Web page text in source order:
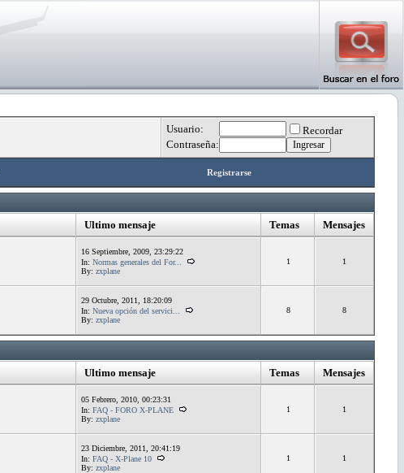
Usuario:
Recordar
Contraseña:
Registrarse
Ultimo mensaje Temas Mensajes
16 Septiembre, 2009, 23:29:22
In: Normas generales del For...
By: zxplane
1 1
29 Octubre, 2011, 18:20:09
In: Nueva opción del servici...
By: zxplane
8 8
Ultimo mensaje Temas Mensajes
05 Febrero, 2010, 00:23:31
In: FAQ - FORO X-PLANE
By: zxplane
1 1
23 Diciembre, 2011, 20:41:19
In: FAQ - X-Plane 10
By: zxplane
1 1